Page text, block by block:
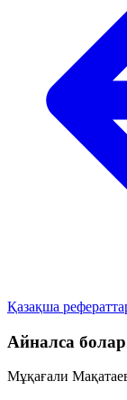
Қазақша
Айналса болар
Мұқағали